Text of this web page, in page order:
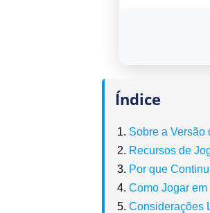
Índice
Sobre a Versão
Recursos de
Por que
Como Jogar
Considerações